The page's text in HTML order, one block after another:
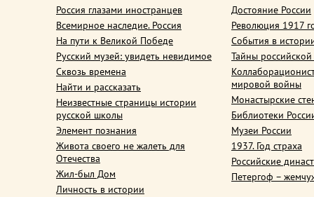
Россия глазами иностранцев
Всемирное наследие. Россия
На пути к Великой Победе
Русский музей: увидеть невидимое
Сквозь времена
Найти и рассказать
Неизвестные страницы истории
русской школы
Элемент познания
Живота своего не жалеть для
Отечества
Жил-был Дом
Личность в истории
Достояние России
Революция 1917
События в
Тайны
мировой войны
Монастырские
Библиотеки
Музеи России
1937. Год страха
Российские
Петергоф –